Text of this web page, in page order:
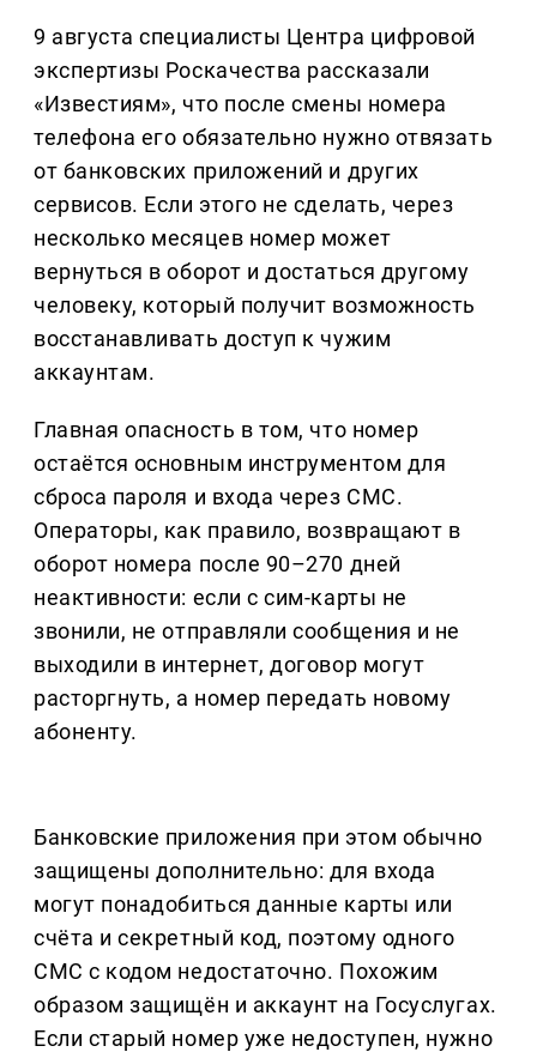
9 августа специалисты Центра цифровой
экспертизы Роскачества рассказали
«Известиям», что после смены номера
телефона его обязательно нужно отвязать
от банковских приложений и других
сервисов. Если этого не сделать, через
несколько месяцев номер может
вернуться в оборот и достаться другому
человеку, который получит возможность
восстанавливать доступ к чужим
аккаунтам.
Главная опасность в том, что номер
остаётся основным инструментом для
сброса пароля и входа через СМС.
Операторы, как правило, возвращают в
оборот номера после 90–270 дней
неактивности: если с сим-карты не
звонили, не отправляли сообщения и не
выходили в интернет, договор могут
расторгнуть, а номер передать новому
абоненту.
Банковские приложения при этом обычно
защищены дополнительно: для входа
могут понадобиться данные карты или
счёта и секретный код, поэтому одного
СМС с кодом недостаточно. Похожим
образом защищён и аккаунт на Госуслугах.
Если старый номер уже недоступен, нужно